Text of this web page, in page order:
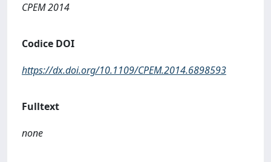
CPEM 2014
Codice DOI
https://dx.doi.org/10.1109/CPEM.2014.6898593
Fulltext
none